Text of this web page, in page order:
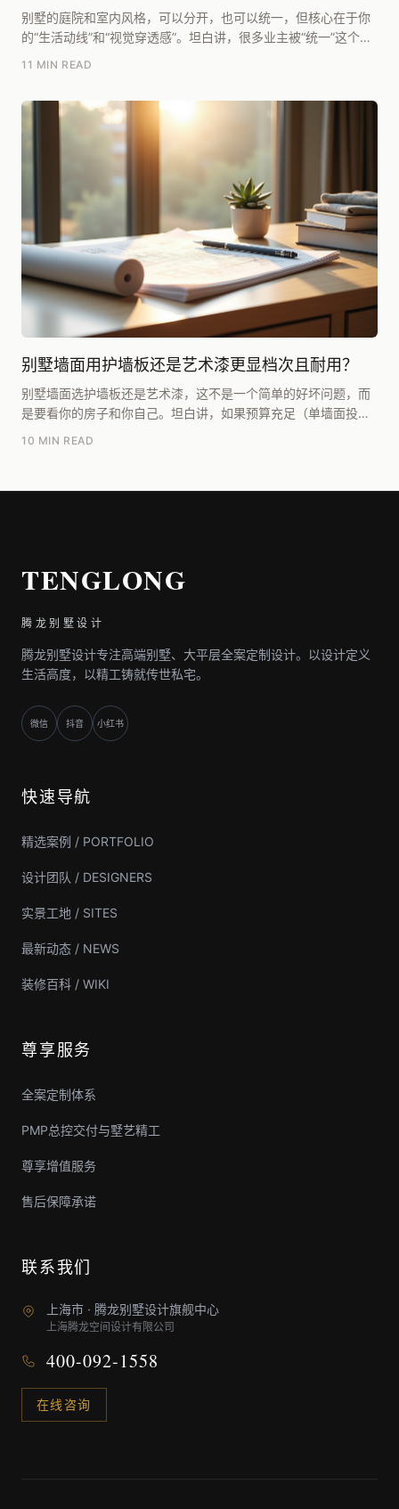
别墅的庭院和室内风格，可以分开，也可以统一，但核心在于你
的“生活动线”和“视觉穿透感”。坦白讲，很多业主被“统一”这个词
11 MIN READ
别墅墙面用护墙板还是艺术漆更显档次且耐用？
别墅墙面选护墙板还是艺术漆，这不是一个简单的好坏问题，而
是要看你的房子和你自己。坦白讲，如果预算充足（单墙面投入
10 MIN READ
TENGLONG
腾龙别墅设计
腾龙别墅设计专注高端别墅、大平层全案定制设计。以设计定义
生活高度，以精工铸就传世私宅。
微信 抖音 小红书
快速导航
精选案例 / PORTFOLIO
设计团队 / DESIGNERS
实景工地 / SITES
最新动态 / NEWS
装修百科 / WIKI
尊享服务
全案定制体系
PMP总控交付与墅艺精工
尊享增值服务
售后保障承诺
联系我们
上海市 · 腾龙别墅设计旗舰中心
上海腾龙空间设计有限公司
400-092-1558
在线咨询